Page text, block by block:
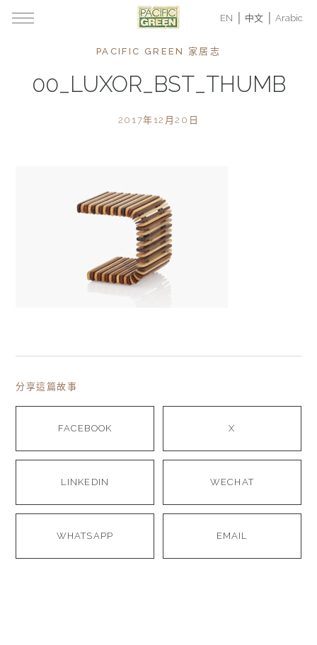
EN 中文 Arabic
PACIFIC GREEN 家居志
00_LUXOR_BST_THUMB
2017年12月20日
分享這篇故事
FACEBOOK X
LINKEDIN WECHAT
WHATSAPP EMAIL